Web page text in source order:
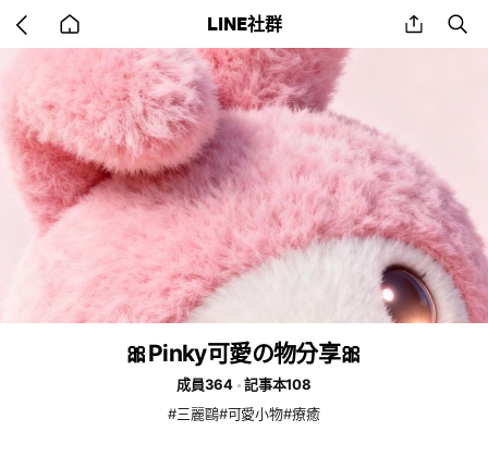
back
to
home
LINE社群 share
🎀Pinky可愛の物分享🎀
成員364
記事本108
#三麗鷗#可愛小物#療癒